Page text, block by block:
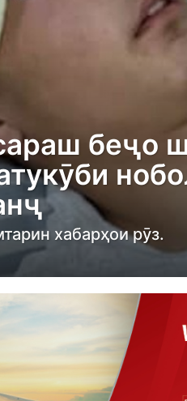
беҷо
хабарҳои рӯз.